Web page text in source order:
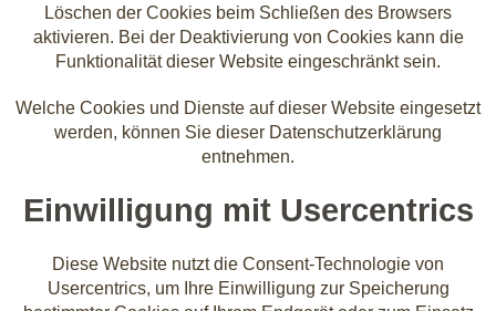
Löschen der Cookies beim Schließen des Browsers
aktivieren. Bei der Deaktivierung von Cookies kann die
Funktionalität dieser Website eingeschränkt sein.
Welche Cookies und Dienste auf dieser Website eingesetzt
werden, können Sie dieser Datenschutzerklärung
entnehmen.
Einwilligung mit Usercentrics
Diese Website nutzt die Consent-Technologie von
Usercentrics, um Ihre Einwilligung zur Speicherung